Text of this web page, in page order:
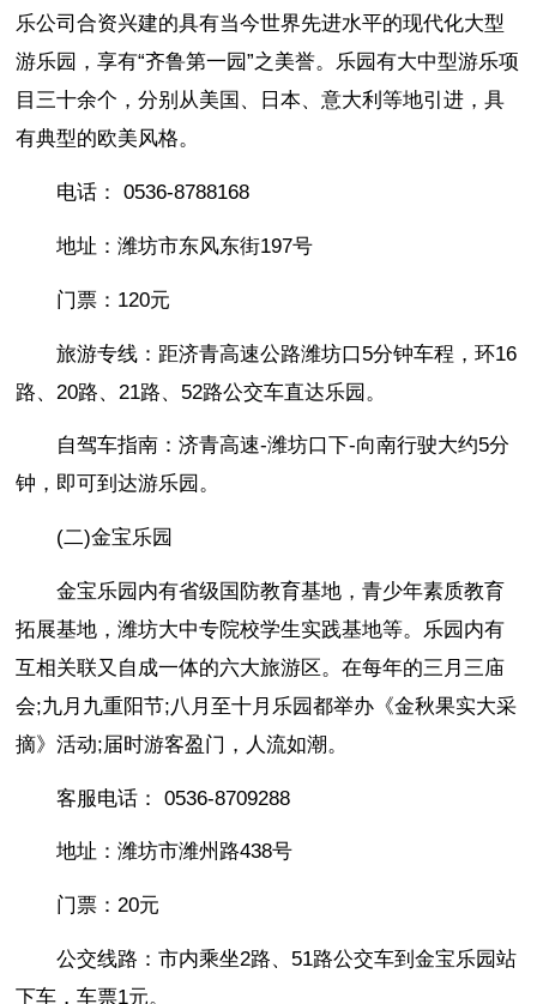
乐公司合资兴建的具有当今世界先进水平的现代化大型
游乐园，享有“齐鲁第一园”之美誉。乐园有大中型游乐项
目三十余个，分别从美国、日本、意大利等地引进，具
有典型的欧美风格。
电话： 0536-8788168
地址：潍坊市东风东街197号
门票：120元
旅游专线：距济青高速公路潍坊口5分钟车程，环16
路、20路、21路、52路公交车直达乐园。
自驾车指南：济青高速-潍坊口下-向南行驶大约5分
钟，即可到达游乐园。
(二)金宝乐园
金宝乐园内有省级国防教育基地，青少年素质教育
拓展基地，潍坊大中专院校学生实践基地等。乐园内有
互相关联又自成一体的六大旅游区。在每年的三月三庙
会;九月九重阳节;八月至十月乐园都举办《金秋果实大采
摘》活动;届时游客盈门，人流如潮。
客服电话： 0536-8709288
地址：潍坊市潍州路438号
门票：20元
公交线路：市内乘坐2路、51路公交车到金宝乐园站
下车，车票1元。